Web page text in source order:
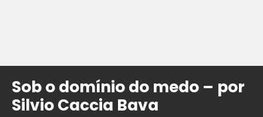
Sob o domínio do medo – por
Silvio Caccia Bava